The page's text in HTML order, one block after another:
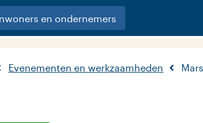
en ondernemers
Evenementen en werkzaamheden